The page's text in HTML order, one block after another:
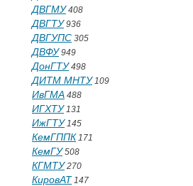
ДВГМУ408
ДВГТУ936
ДВГУПС 305
ДВФУ949
ДонГТУ498
ДИТМ МНТУ109
ИвГМА 488
ИГХТУ131
ИжГТУ145
КемГППК 171
КемГУ508
КГМТУ270
КировАТ 147